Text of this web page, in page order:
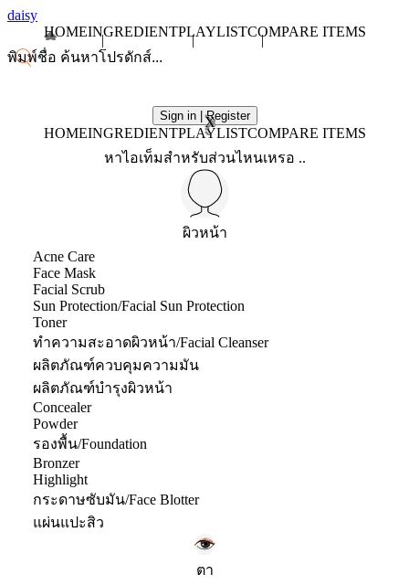
daisy
HOMEINGREDIENTPLAYLISTCOMPARE ITEMS
Sign in | Register
X
HOMEINGREDIENTPLAYLISTCOMPARE ITEMS
หาไอเท็มสำหรับส่วนไหนเหรอ ..
ผิวหน้า
Acne Care
Face Mask
Facial Scrub
Sun Protection/Facial Sun Protection
Toner
ทำความสะอาดผิวหน้า/Facial Cleanser
ผลิตภัณฑ์ควบคุมความมัน
ผลิตภัณฑ์บำรุงผิวหน้า
Concealer
Powder
รองพื้น/Foundation
Bronzer
Highlight
กระดาษซับมัน/Face Blotter
แผ่นแปะสิว
ตา